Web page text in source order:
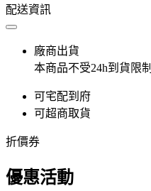
配送資訊
廠商出貨
本商品不受24h到貨限制
可宅配到府
可超商取貨
折價券
優惠活動